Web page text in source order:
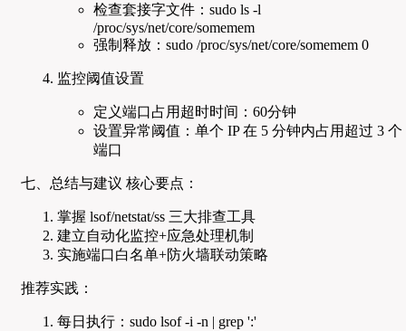
检查套接字文件：sudo ls -l
/proc/sys/net/core/somemem
强制释放：sudo /proc/sys/net/core/somemem 0
监控阈值设置
定义端口占用超时时间：60分钟
设置异常阈值：单个 IP 在 5 分钟内占用超过 3 个
端口
七、总结与建议 核心要点：
掌握 lsof/netstat/ss 三大排查工具
建立自动化监控+应急处理机制
实施端口白名单+防火墙联动策略
推荐实践：
每日执行：sudo lsof -i -n | grep ':'